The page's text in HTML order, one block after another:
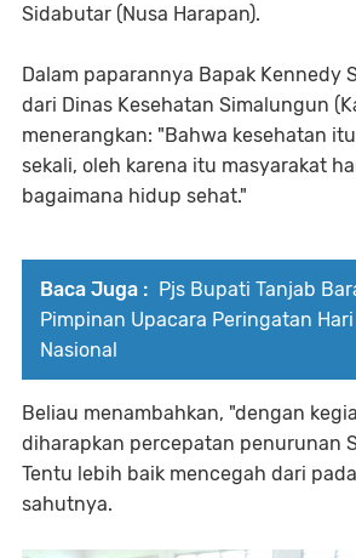
Sidabutar (Nusa Harapan).
Dalam paparannya Bapak Kennedy
dari Dinas Kesehatan Simalungun
menerangkan: "Bahwa kesehatan
sekali, oleh karena itu masyarakat
bagaimana hidup sehat."
Baca Juga : Pjs Bupati Tanjab
Pimpinan Upacara Peringatan
Nasional
Beliau menambahkan, "dengan
diharapkan percepatan penurunan
Tentu lebih baik mencegah dari
sahutnya.